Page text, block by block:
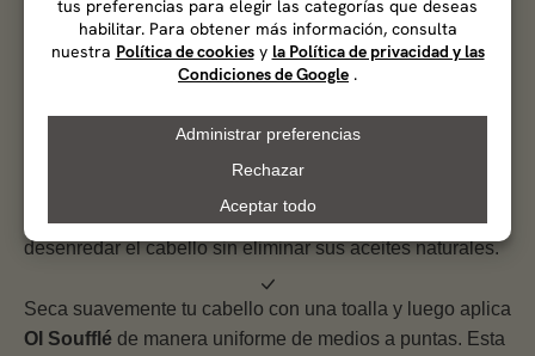
OI Shampoo
desenredar el cabello sin eliminar sus aceites naturales.
Seca suavemente tu cabello con una toalla y luego aplica
OI Soufflé de manera uniforme de medios a puntas. Esta